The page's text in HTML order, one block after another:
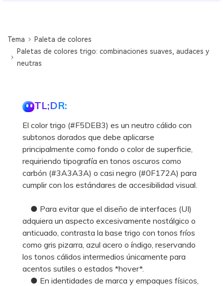
Tema
Paleta de colores
Paletas de colores trigo: combinaciones suaves, audaces y
neutras
TL;DR:
El color trigo (#F5DEB3) es un neutro cálido con
subtonos dorados que debe aplicarse
principalmente como fondo o color de superficie,
requiriendo tipografía en tonos oscuros como
carbón (#3A3A3A) o casi negro (#0F172A) para
cumplir con los estándares de accesibilidad visual.
● Para evitar que el diseño de interfaces (UI)
adquiera un aspecto excesivamente nostálgico o
anticuado, contrasta la base trigo con tonos fríos
como gris pizarra, azul acero o índigo, reservando
los tonos cálidos intermedios únicamente para
acentos sutiles o estados *hover*.
● En identidades de marca y empaques físicos,